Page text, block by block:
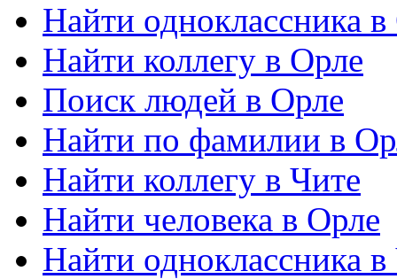
Найти одноклассника
Найти коллегу в Орле
Поиск людей в Орле
Найти по фамилии в
Найти коллегу в Чите
Найти человека в Орле
Найти одноклассника